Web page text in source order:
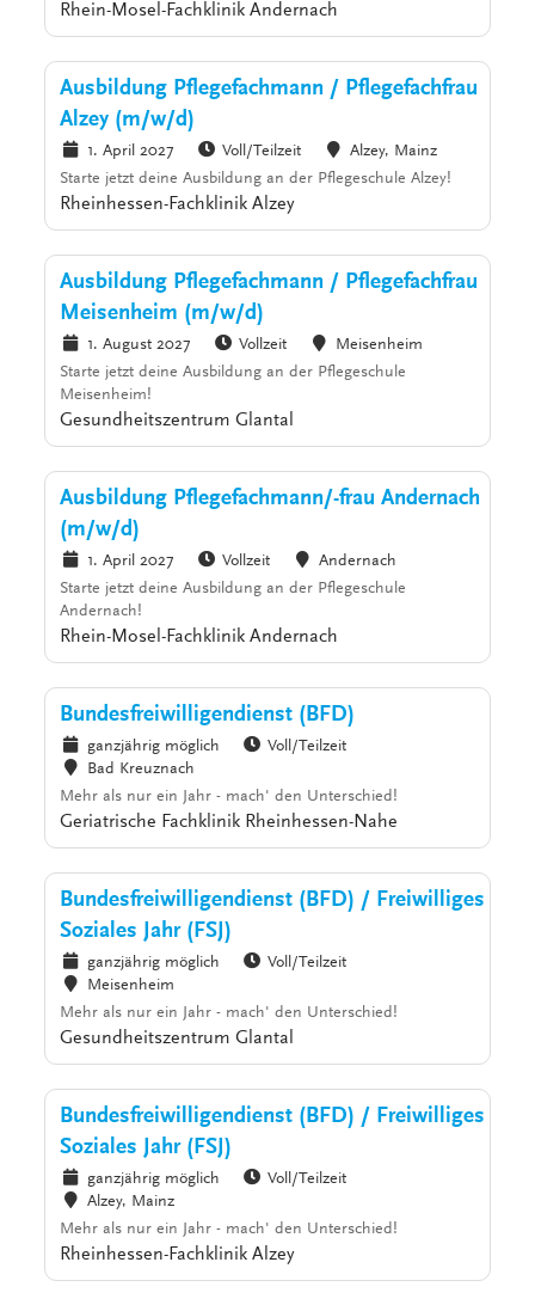
Rhein-Mosel-Fachklinik Andernach
Ausbildung Pflegefachmann / Pflegefachfrau
Alzey (m/w/d)
1. April 2027 Voll/Teilzeit
Alzey, Mainz
Starte jetzt deine Ausbildung an der Pflegeschule Alzey!
Rheinhessen-Fachklinik Alzey
Ausbildung Pflegefachmann / Pflegefachfrau
Meisenheim (m/w/d)
1. August 2027 Vollzeit
Meisenheim
Starte jetzt deine Ausbildung an der Pflegeschule
Meisenheim!
Gesundheitszentrum Glantal
Ausbildung Pflegefachmann/-frau Andernach
(m/w/d)
1. April 2027 Vollzeit
Andernach
Starte jetzt deine Ausbildung an der Pflegeschule
Andernach!
Rhein-Mosel-Fachklinik Andernach
Bundesfreiwilligendienst (BFD)
ganzjährig möglich
Voll/Teilzeit
Bad Kreuznach
Mehr als nur ein Jahr - mach' den Unterschied!
Geriatrische Fachklinik Rheinhessen-Nahe
Bundesfreiwilligendienst (BFD) / Freiwilliges
Soziales Jahr (FSJ)
ganzjährig möglich
Voll/Teilzeit
Meisenheim
Mehr als nur ein Jahr - mach' den Unterschied!
Gesundheitszentrum Glantal
Bundesfreiwilligendienst (BFD) / Freiwilliges
Soziales Jahr (FSJ)
ganzjährig möglich
Voll/Teilzeit
Alzey, Mainz
Mehr als nur ein Jahr - mach' den Unterschied!
Rheinhessen-Fachklinik Alzey